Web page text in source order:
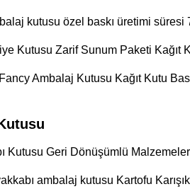
kutusu özel baskı üretimi
Kutusu Zarif Sunum Paketi Kağıt
Ambalaj Kutusu Kağıt Kutu
Kutusu Geri Dönüşümlü
ambalaj kutusu Kartofu